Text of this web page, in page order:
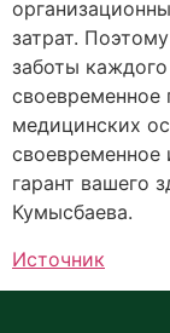
затрат.
заботы
своевременное
медицинских
своевременное
гарант вашего
Кумысбаева.
Источник